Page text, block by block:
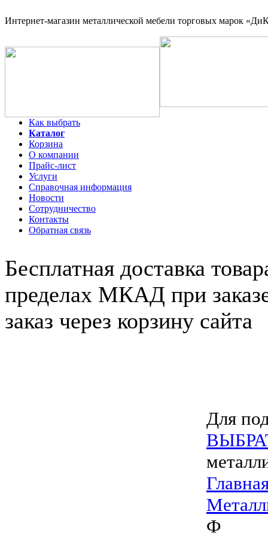
Интернет-магазин металлической мебели торговых марок
Как выбрать
Каталог
Корзина
О компании
Прайс-лист
Услуги
Справочная информация
Новости
Сотрудничество
Контакты
Обратная связь
Бесплатная доставка
пределах МКАД при
заказ через корзину сайта
Для
Ф